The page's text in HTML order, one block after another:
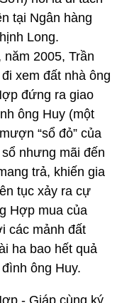
tại Ngân hàng
Long.
2005, Trần
xem đất nhà ông
đứng ra giao
ông Huy (một
“sổ đỏ” của
nhưng mãi đến
trả, khiến gia
tục xảy ra cự
Hợp mua của
các mảnh đất
ha bao hết quả
ông Huy.
- Giáp cùng ký